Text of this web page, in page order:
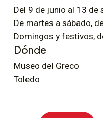
Del 9 de junio al 13
De martes a sábado,
Domingos y festivos,
Dónde
Museo del Greco
Toledo